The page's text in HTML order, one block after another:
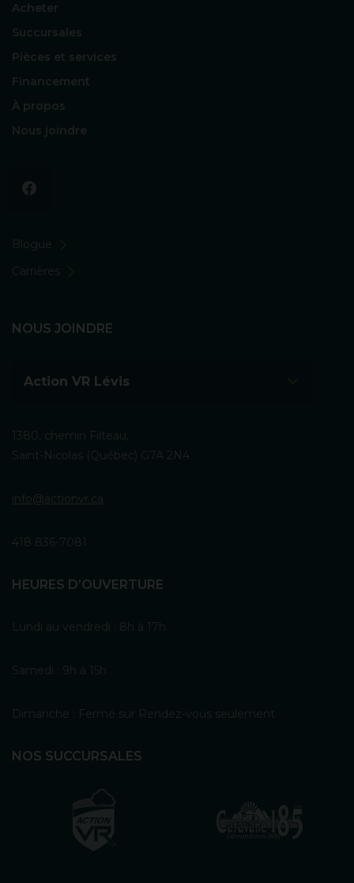
Acheter
Succursales
Pièces et services
Financement
À propos
Nous joindre
Blogue
Carrières
NOUS JOINDRE
Action VR Lévis
1380, chemin Filteau,
Saint-Nicolas (Québec) G7A 2N4
info@actionvr.ca
418 836-7081
HEURES D’OUVERTURE
Lundi au vendredi : 8h à 17h
Samedi : 9h à 15h
Dimanche : Fermé sur Rendez-vous seulement
NOS SUCCURSALES